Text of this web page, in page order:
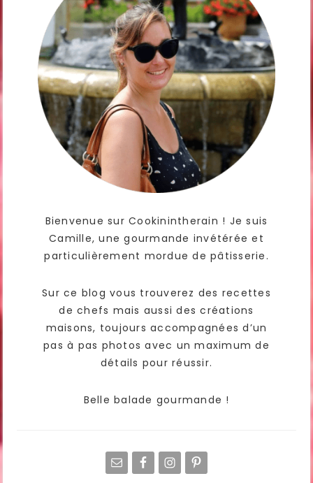
Bienvenue sur Cookinintherain ! Je suis
Camille, une gourmande invétérée et
particulièrement mordue de pâtisserie.
Sur ce blog vous trouverez des recettes
de chefs mais aussi des créations
maisons, toujours accompagnées d’un
pas à pas photos avec un maximum de
détails pour réussir.
Belle balade gourmande !